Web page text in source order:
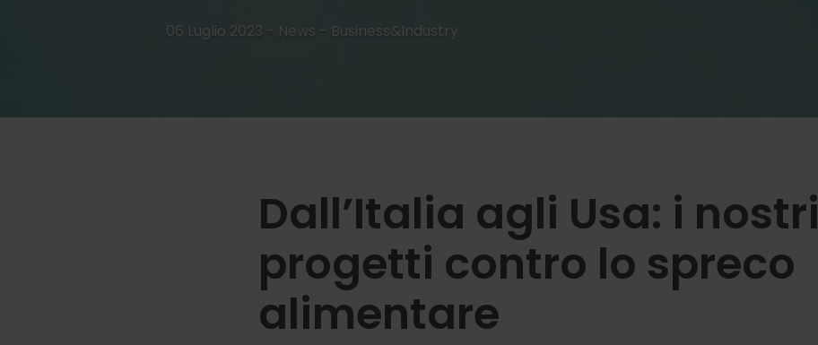
06 Luglio 2023 - News - Business&Industry
Dall’Italia agli Usa: i nostri
progetti contro lo spreco
alimentare